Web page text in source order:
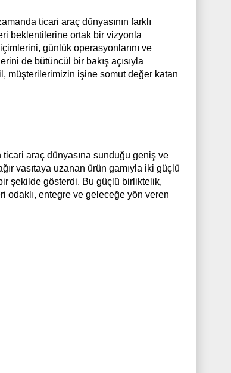
ticari araç dünyasının farklı
beklentilerine ortak bir vizyonla
günlük operasyonlarını ve
de bütüncül bir bakış açısıyla
müşterilerimizin işine somut değer katan
araç dünyasına sunduğu geniş ve
vasıtaya uzanan ürün gamıyla iki güçlü
şekilde gösterdi. Bu güçlü birliktelik,
odaklı, entegre ve geleceğe yön veren